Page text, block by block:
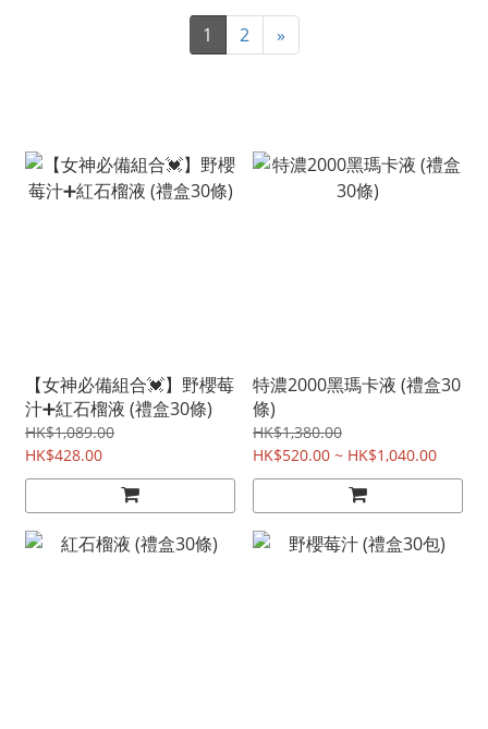
1 2 »
【女神必備組合💓】野櫻莓
汁➕紅石榴液 (禮盒30條)
HK$1,089.00
HK$428.00
特濃2000黑瑪卡液 (禮盒30
條)
HK$1,380.00
HK$520.00 ~ HK$1,040.00